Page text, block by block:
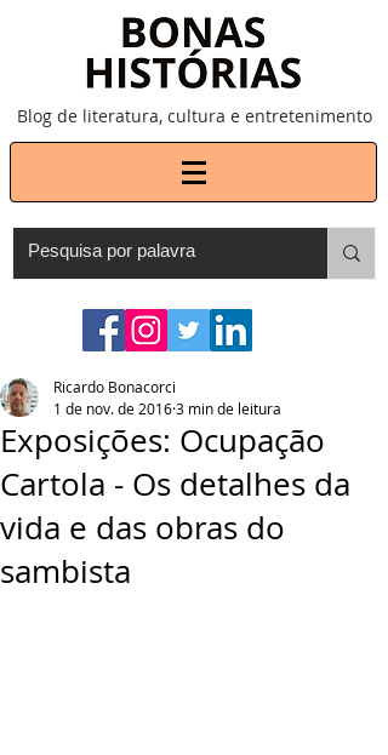
Blog de literatura, cultura e entretenimento
Exposições: Ocupação
Cartola - Os detalhes da
vida e das obras do
sambista
Ricardo Bonacorci
1 de nov. de 20163 min de leitura